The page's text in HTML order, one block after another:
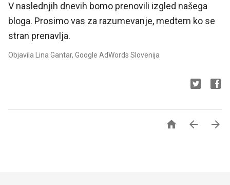
V naslednjih dnevih bomo prenovili izgled našega
bloga. Prosimo vas za razumevanje, medtem ko se
stran prenavlja.
Objavila Lina Gantar, Google AdWords Slovenija
  